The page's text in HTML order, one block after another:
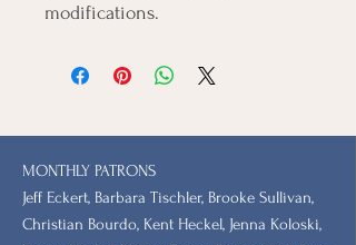
modifications.
MONTHLY PATRONS
​Jeff Eckert, Barbara Tischler, Brooke Sullivan,
Christian Bourdo, Kent Heckel, Jenna Koloski,